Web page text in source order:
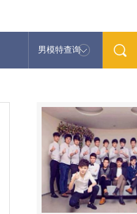
男模特查询